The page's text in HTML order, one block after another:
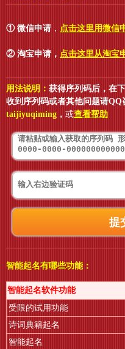
① 微信申请 ， 点击这里用微信
② 淘宝申请 ， 点击这里从淘宝
用法说明： 获得序列码后，在
收到序列码或者其他问题请QQ
taijiyuqiming ， 或查看帮助
智能起名有哪些功能：
智能起名软件功能
受限的试用功能
诗词典籍起名
智能起名